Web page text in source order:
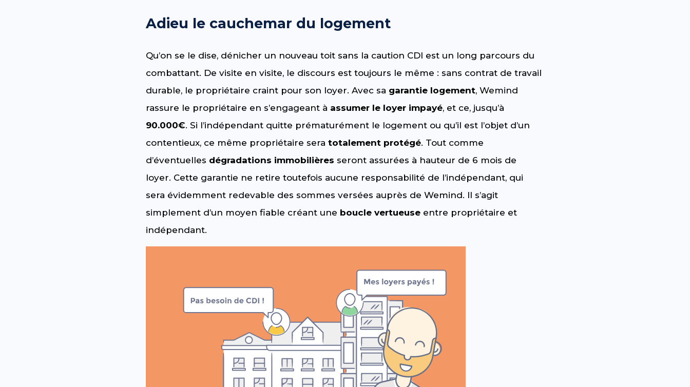
Adieu le cauchemar du logement
Qu’on se le dise, dénicher un nouveau toit sans la caution CDI est un long parcours du
combattant. De visite en visite, le discours est toujours le même : sans contrat de travail
durable, le propriétaire craint pour son loyer. Avec sa garantie logement, Wemind
rassure le propriétaire en s’engageant à assumer le loyer impayé, et ce, jusqu’à
90.000€. Si l’indépendant quitte prématurément le logement ou qu’il est l’objet d’un
contentieux, ce même propriétaire seratotalement protégé. Tout comme
d’éventuelles dégradations immobilières seront assurées à hauteur de 6 mois de
loyer. Cette garantie ne retire toutefois aucune responsabilité de l’indépendant, qui
sera évidemment redevable des sommes versées auprès de Wemind. Il s’agit
simplement d’un moyen fiable créant une boucle vertueuse entre propriétaire et
indépendant.